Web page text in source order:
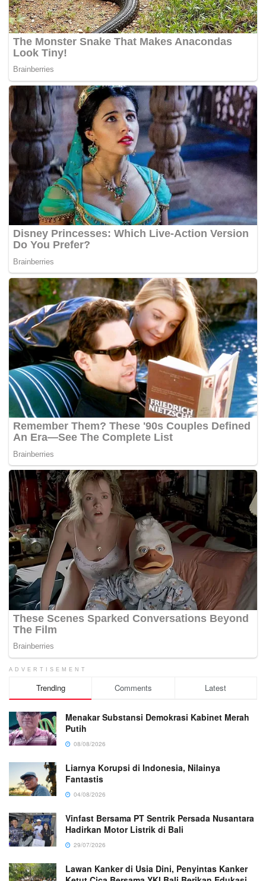
ADVERTISEMENT
Trending Comments Latest
Menakar Substansi Demokrasi Kabinet Merah
Putih
08/08/2026
Liarnya Korupsi di Indonesia, Nilainya
Fantastis
04/08/2026
Vinfast Bersama PT Sentrik Persada Nusantara
Hadirkan Motor Listrik di Bali
29/07/2026
Lawan Kanker di Usia Dini, Penyintas Kanker